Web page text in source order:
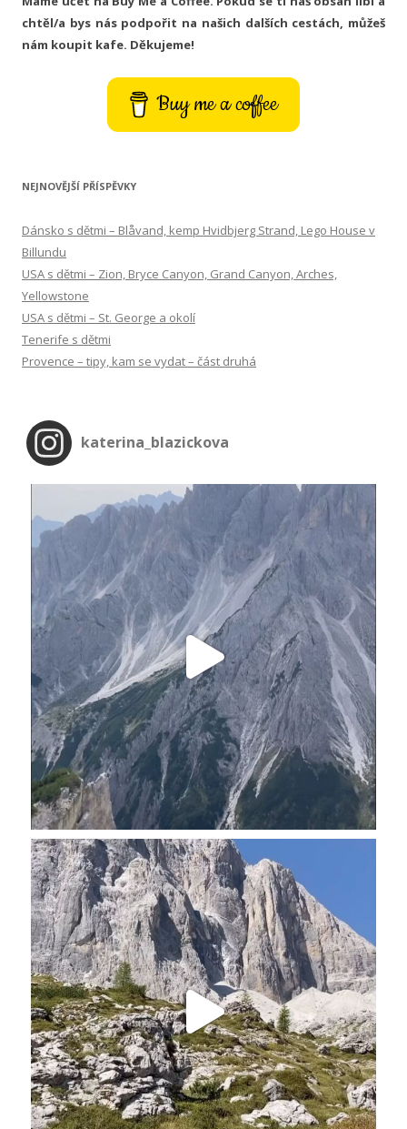
chtěl/a bys nás podpořit na našich dalších cestách, můžeš
nám koupit kafe. Děkujeme!
Buy me a coffee
NEJNOVĚJŠÍ PŘÍSPĚVKY
Dánsko s dětmi – Blåvand, kemp Hvidbjerg Strand, Lego House v
Billundu
USA s dětmi – Zion, Bryce Canyon, Grand Canyon, Arches,
Yellowstone
USA s dětmi – St. George a okolí
Tenerife s dětmi
Provence – tipy, kam se vydat – část druhá
katerina_blazickova